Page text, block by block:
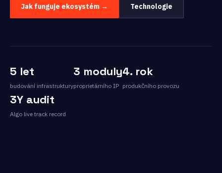
Jak funguje ekosystém → Technologie
5 let
budování infrastruktury
3 moduly
proprietárního IP
4. rok
produkčního provozu
3Y audit
Algo live track record